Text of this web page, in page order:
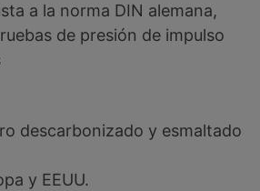
a la norma DIN alemana,
de presión de impulso
descarbonizado y esmaltado
y EEUU.